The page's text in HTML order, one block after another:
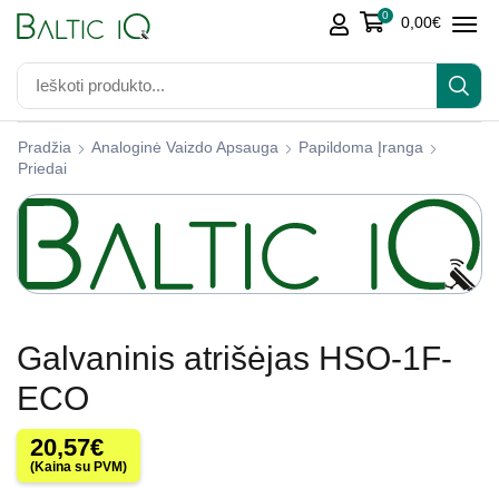
0 0,00€
Pradžia Analoginė Vaizdo Apsauga
Papildoma Įranga
Priedai
Galvaninis atrišėjas HSO-1F-
ECO
20,57€
(Kaina su PVM)